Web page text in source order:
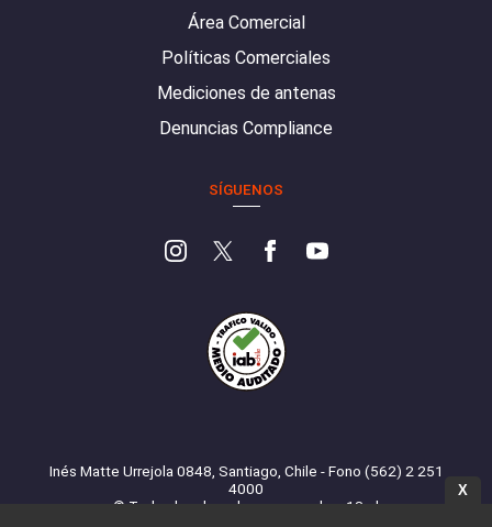
Área Comercial
Políticas Comerciales
Mediciones de antenas
Denuncias Compliance
SÍGUENOS
Inés Matte Urrejola 0848, Santiago, Chile - Fono (562) 2 251
4000
© Todos los derechos reservados. 13.cl
X